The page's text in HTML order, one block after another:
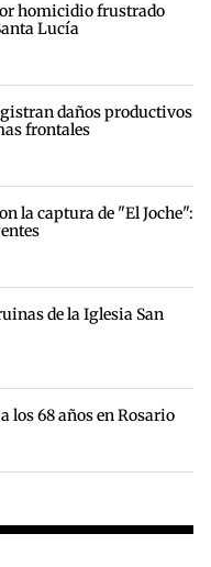
homicidio frustrado
Lucía
daños productivos
frontales
la captura de "El Joche":
de la Iglesia San
los 68 años en Rosario